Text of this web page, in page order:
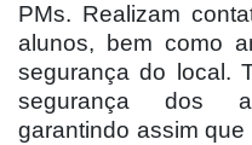
PMs. Realizam
alunos, bem como
segurança do local.
segurança dos
garantindo assim